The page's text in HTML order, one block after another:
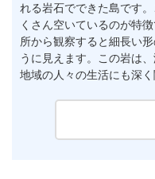
れる岩石でできた島です
くさん空いているのが特
所から観察すると細長い
うに見えます。この岩は
地域の人々の生活にも深く